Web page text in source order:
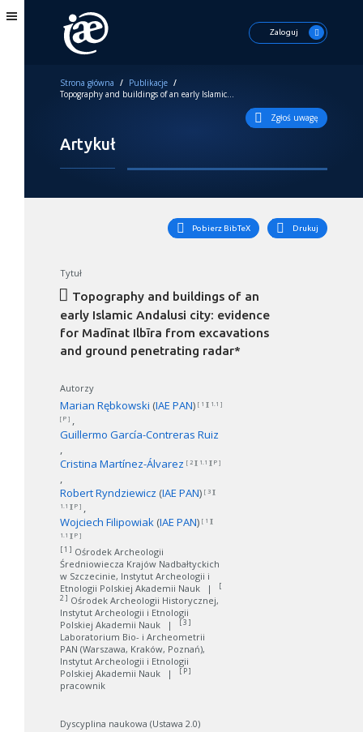
Zaloguj
Strona główna / Publikacje /
Topography and buildings of an early Islamic Andalusi city: evidence for Madīnat Ilbīra from excavations and ground penetrating radar*
Zgłoś uwagę
Artykuł
Pobierz BibTeX Drukuj
Tytuł
Topography and buildings of an
early Islamic Andalusi city: evidence
for Madīnat Ilbīra from excavations
and ground penetrating radar*
Autorzy
Marian Rębkowski (IAE PAN) [ 1 ][ 1.1 ]
[ P ]
Guillermo García-Contreras Ruiz
Cristina Martínez-Álvarez [ 2 ][ 1.1 ][ P ]
Robert Ryndziewicz (IAE PAN) [ 3 ][
1.1 ][ P ]
Wojciech Filipowiak (IAE PAN) [ 1 ][
1.1 ][ P ]
[ 1 ] Ośrodek Archeologii
Średniowiecza Krajów Nadbałtyckich
w Szczecinie, Instytut Archeologii i
Etnologii Polskiej Akademii Nauk
|
[
2 ] Ośrodek Archeologii Historycznej,
Instytut Archeologii i Etnologii
Polskiej Akademii Nauk
| [ 3 ]
Laboratorium Bio- i Archeometrii
PAN (Warszawa, Kraków, Poznań),
Instytut Archeologii i Etnologii
Polskiej Akademii Nauk
| [ P ]
pracownik
Dyscyplina naukowa (Ustawa 2.0)